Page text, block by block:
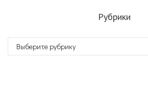
Рубрики
Рубрики